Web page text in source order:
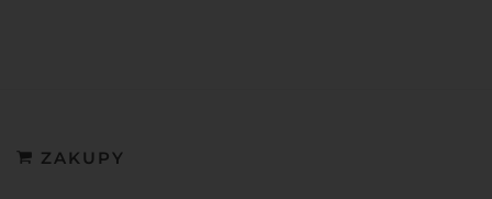
ZAKUPY